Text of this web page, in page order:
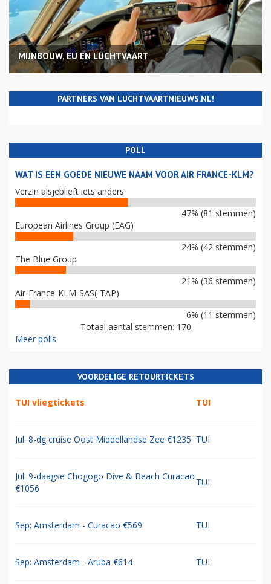
MIJNBOUW, EU EN LUCHTVAART
PARTNERS VAN LUCHTVAARTNIEUWS.NL!
POLL
WAT IS EEN GOEDE NIEUWE NAAM VOOR AIR FRANCE-KLM?
Verzin alsjeblieft iets anders
47% (81 stemmen)
European Airlines Group (EAG)
24% (42 stemmen)
The Blue Group
21% (36 stemmen)
Air-France-KLM-SAS(-TAP)
6% (11 stemmen)
Totaal aantal stemmen: 170
Meer polls
VOORDELIGE RETOURTICKETS
TUI vliegtickets TUI
Jul: 8-dg cruise Oost Middellandse Zee €1235 TUI
Jul: 9-daagse Chogogo Dive & Beach Curacao
€1056
TUI
Sep: Amsterdam - Curacao €569 TUI
Sep: Amsterdam - Aruba €614 TUI